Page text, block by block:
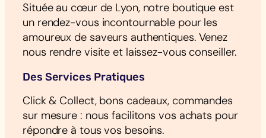
Située au cœur de Lyon, notre boutique est
un rendez-vous incontournable pour les
amoureux de saveurs authentiques. Venez
nous rendre visite et laissez-vous conseiller.
Des Services Pratiques
Click & Collect, bons cadeaux, commandes
sur mesure : nous facilitons vos achats pour
répondre à tous vos besoins.